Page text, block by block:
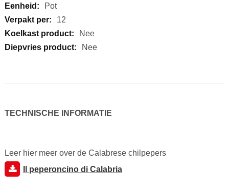
Pot
12
Nee
Nee
TECHNISCHE INFORMATIE
Leer hier meer over de Calabrese chilpepers
Il peperoncino di Calabria